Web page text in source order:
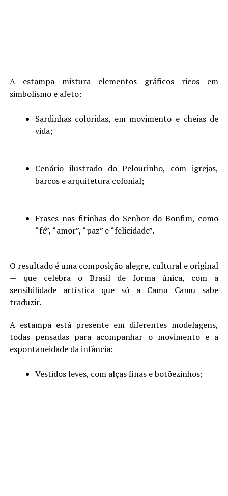
A estampa mistura elementos gráficos ricos em
simbolismo e afeto:
Sardinhas coloridas, em movimento e cheias de
vida;
Cenário ilustrado do Pelourinho, com igrejas,
barcos e arquitetura colonial;
Frases nas fitinhas do Senhor do Bonfim, como
“fé”, “amor”, “paz” e “felicidade”.
O resultado é uma composição alegre, cultural e original
— que celebra o Brasil de forma única, com a
sensibilidade artística que só a Camu Camu sabe
traduzir.
A estampa está presente em diferentes modelagens,
todas pensadas para acompanhar o movimento e a
espontaneidade da infância:
Vestidos leves, com alças finas e botõezinhos;